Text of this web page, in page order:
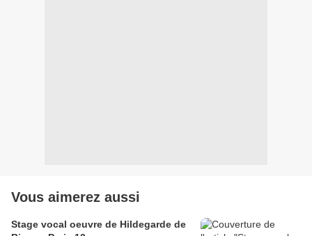
Vous aimerez aussi
Stage vocal oeuvre de Hildegarde de